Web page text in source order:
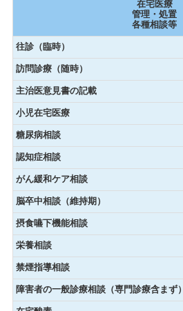
在宅医療
管理・処置
各種相談等
往診（臨時）
訪問診療（随時）
主治医意見書の記載
小児在宅医療
糖尿病相談
認知症相談
がん緩和ケア相談
脳卒中相談（維持期）
摂食嚥下機能相談
栄養相談
禁煙指導相談
障害者の一般診療相談（専門診療含まず）